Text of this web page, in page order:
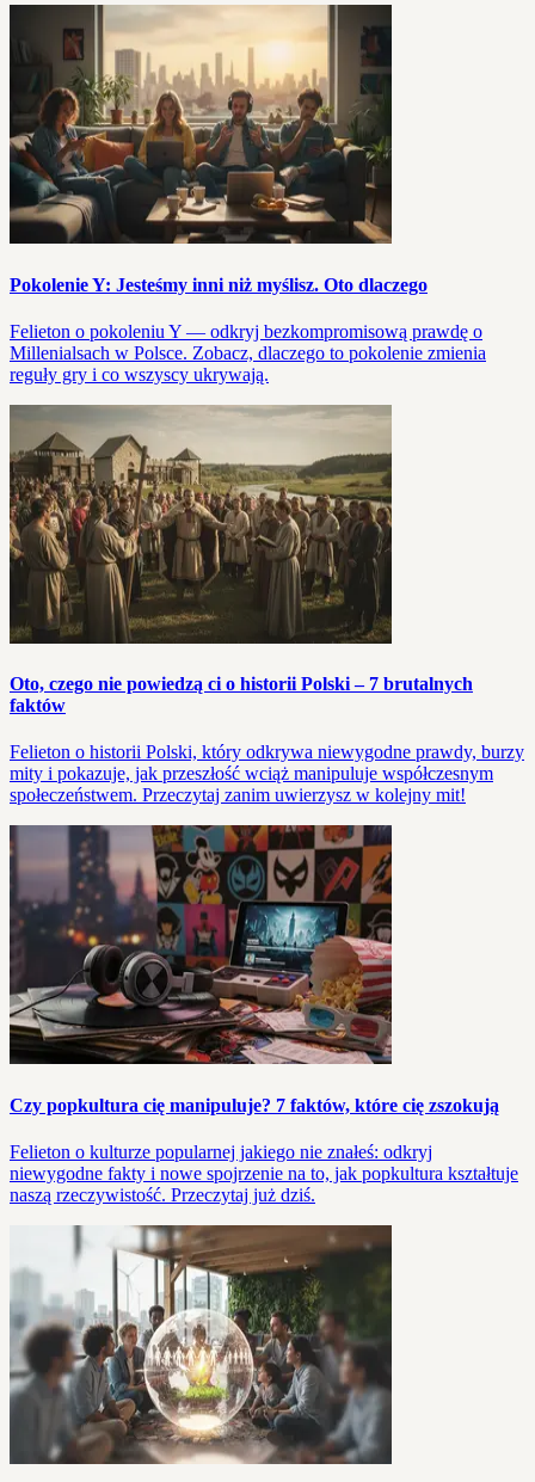
Pokolenie Y: Jesteśmy inni niż myślisz. Oto dlaczego
Felieton o pokoleniu Y — odkryj bezkompromisową prawdę o
Millenialsach w Polsce. Zobacz, dlaczego to pokolenie zmienia
reguły gry i co wszyscy ukrywają.
Oto, czego nie powiedzą ci o historii Polski – 7 brutalnych
faktów
Felieton o historii Polski, który odkrywa niewygodne prawdy, burzy
mity i pokazuje, jak przeszłość wciąż manipuluje współczesnym
społeczeństwem. Przeczytaj zanim uwierzysz w kolejny mit!
Czy popkultura cię manipuluje? 7 faktów, które cię zszokują
Felieton o kulturze popularnej jakiego nie znałeś: odkryj
niewygodne fakty i nowe spojrzenie na to, jak popkultura kształtuje
naszą rzeczywistość. Przeczytaj już dziś.